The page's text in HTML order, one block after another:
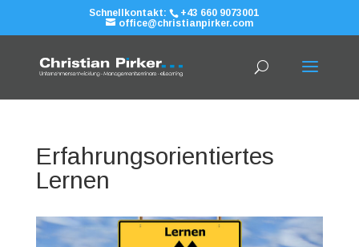
Schnellkontakt:
+43 660 9073001
office@christianpirker.com
Erfahrungsorientiertes
Lernen